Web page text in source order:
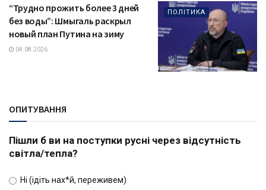
ПОЛІТИКА
“Трудно прожить более 3 дней
без воды”: Шмыгаль раскрыл
новый план Путина на зиму
04.08.2026
ОПИТУВАННЯ
Пішли б ви на поступки русні через відсутність
світла/тепла?
Ні (ідіть нах*й, переживем)